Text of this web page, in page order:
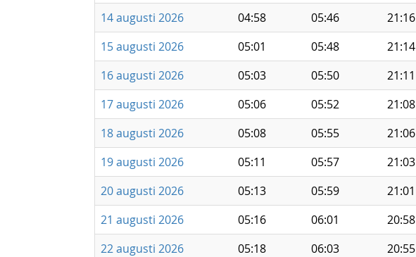
14 augusti 2026
04:58 05:46 21:16
15 augusti 2026
05:01 05:48 21:14
16 augusti 2026
05:03 05:50 21:11
17 augusti 2026
05:06 05:52 21:08
18 augusti 2026
05:08 05:55 21:06
19 augusti 2026
05:11 05:57 21:03
20 augusti 2026
05:13 05:59 21:01
21 augusti 2026
05:16 06:01 20:58
22 augusti 2026
05:18 06:03 20:55